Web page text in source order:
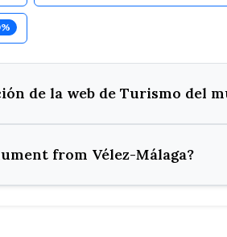
de la web de Turismo del
from Vélez-Málaga?